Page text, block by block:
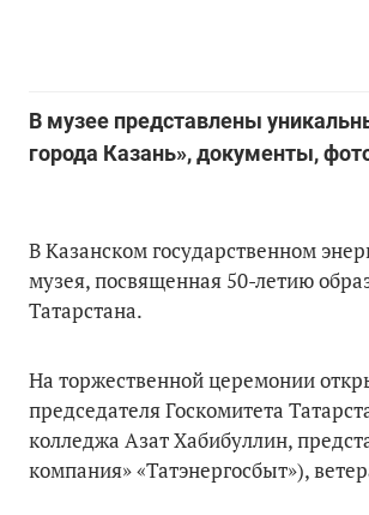
В музее представлены
города Казань», документы,
В Казанском государственном
музея, посвященная 50-летию
Татарстана.
На торжественной церемонии
председателя Госкомитета
колледжа Азат Хабибуллин,
компания» «Татэнергосбыт»),